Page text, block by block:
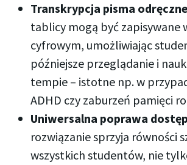
Transkrypcja pisma
tablicy mogą być zapisywane
cyfrowym, umożliwiając
późniejsze przeglądanie i
tempie – istotne np. w
ADHD czy zaburzeń pamięci
Uniwersalna poprawa
rozwiązanie sprzyja równości
wszystkich studentów, nie